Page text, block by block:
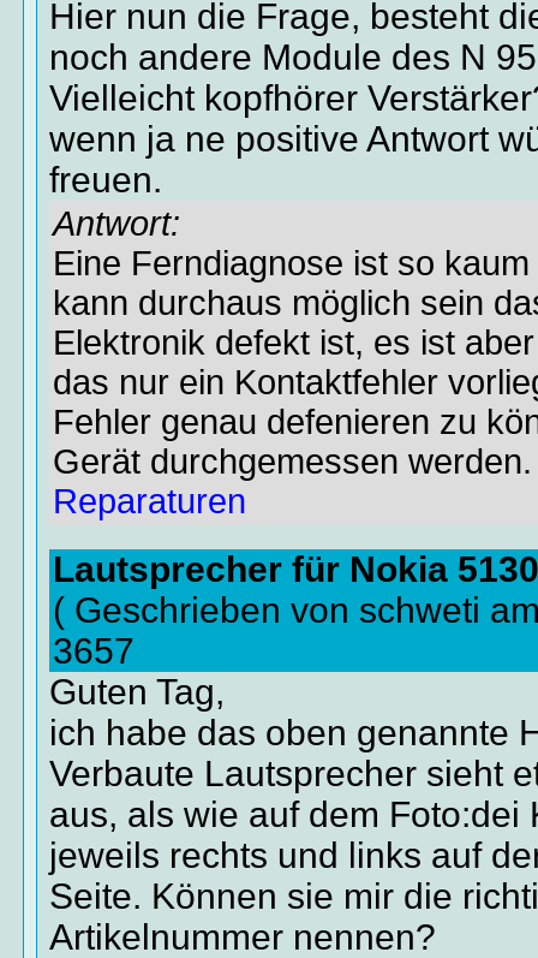
Hier nun die Frage, besteht
noch andere Module des N
Vielleicht kopfhörer
wenn ja ne positive Antwort
freuen.
Antwort:
Eine Ferndiagnose ist so
kann durchaus möglich sein
Elektronik defekt ist, es ist
das nur ein Kontaktfehler
Fehler genau defenieren zu
Gerät durchgemessen
Reparaturen
Lautsprecher für Nokia
( Geschrieben von schweti
3657
Guten Tag,
ich habe das oben genannte
Verbaute Lautsprecher sieht
aus, als wie auf dem Foto:dei
jeweils rechts und links auf
Seite. Können sie mir die
Artikelnummer nennen?